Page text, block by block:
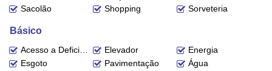
Sacolão
Shopping Sorveteria
Básico
Acesso a Deficientes Elevador
Energia
Esgoto
Pavimentação Água